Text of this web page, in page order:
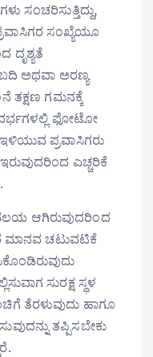
ಸಂಚರಿಸುತ್ತಿದ್ದು,
ಸಂಖ್ಯೆಯೂ
ದೃಶ್ಯತೆ
ಅಥವಾ ಅರಣ್ಯ
ತಕ್ಷಣ ಗಮನಕ್ಕೆ
ಫೋಟೋ
ಪ್ರವಾಸಿಗರು
ಎಚ್ಚರಿಕೆ
ಆಗಿರುವುದರಿಂದ
ಮಾನವ ಚಟುವಟಿಕೆ
ಸುರಕ್ಷ ಸ್ಥಳ
ತೆರಳುವುದು ಹಾಗೂ
ತಪ್ಪಿಸಬೇಕು